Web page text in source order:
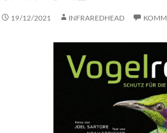
19/12/2021 INFRAREDHEAD